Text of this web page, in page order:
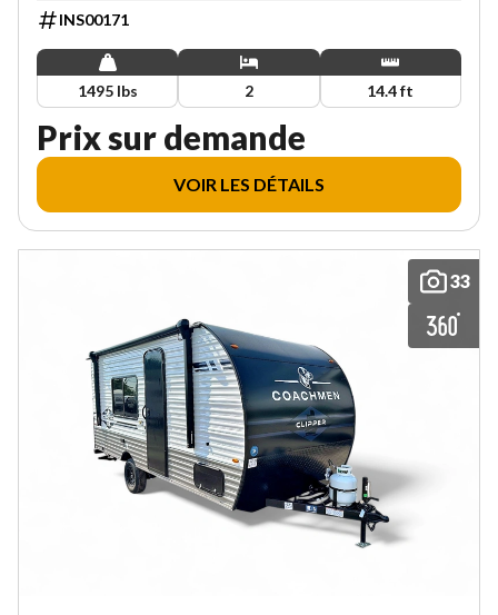
INS00171
1495 lbs 2 14.4 ft
Prix sur demande
VOIR LES DÉTAILS
33